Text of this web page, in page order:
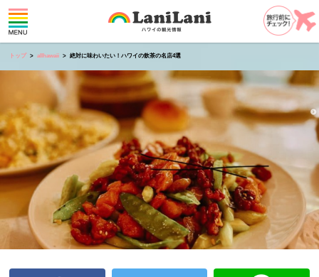
トップ allhawaii 絶対に味わいたい！ハワイの飲茶の名店4選